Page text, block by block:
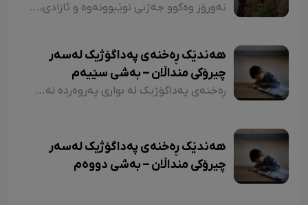
نەورۆز وەکوو جەژنی نوێبوونەوە و ئازادی، لە ئەدەبی کوردیدا و لەلای شاعیران و نووسەرانی کورد، هەمیشە جێی بایەخ و تێڕامان بووە. شاعیران و نووسەرانی کورد وەکوو دیوێکی جوانی و دەرچەیەکی ئازادی و هێمای ڕزگاریی نەتەوەیی، نەورۆزیان لەنێو شیعر و دەقەکەیاندا بەکار هێناوە. ئەم بابەتەش دەگەڕێتەوە بۆ گرێدراویی حاشاهەڵنەگری کورد و کوردستان بە نەورۆزەوە
هەندێک ڕەخنەی پەداگۆژیک لەسەر
چیرۆکی منداڵان – بەشی سێیەم
ڕەخنەی پەداگۆژیک لە بواری پەروەردە لەسەر چیرۆکی منداڵان؛ هەندێکجار لە چیرۆکی منداڵاندا تووشی ئەو جۆرە وشەیە دەبین کە کاریگەرییان لەسەر مێشکی منداڵان دەبێت و ڕێگەیان پێ دەدات بیرۆکەیەکی خراپ لە مێشکیاندا دروست بکەن. بۆ نموونە دەتوانین لێرەدا سەرنجەکانمان لەسەر چیرۆکی "تیتی و پیرێ، کال و سێڤێ و نیسکۆ" بخەینەڕوو. لە بەشێکی چیرۆکی "تیتی و پیرێ"دا وەها دەڵێت:
هەندێک ڕەخنەی پەداگۆژیک لەسەر
چیرۆکی منداڵان – بەشی دووەم